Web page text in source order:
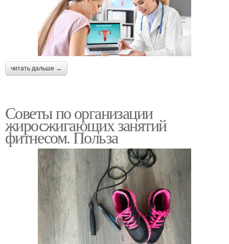
читать дальше →
Советы по организации
жиросжигающих занятий
фитнесом. Польза